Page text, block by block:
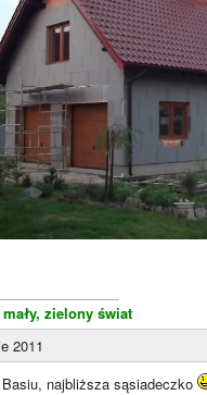
mały, zielony świat
2011
najbliższa sąsiadeczko